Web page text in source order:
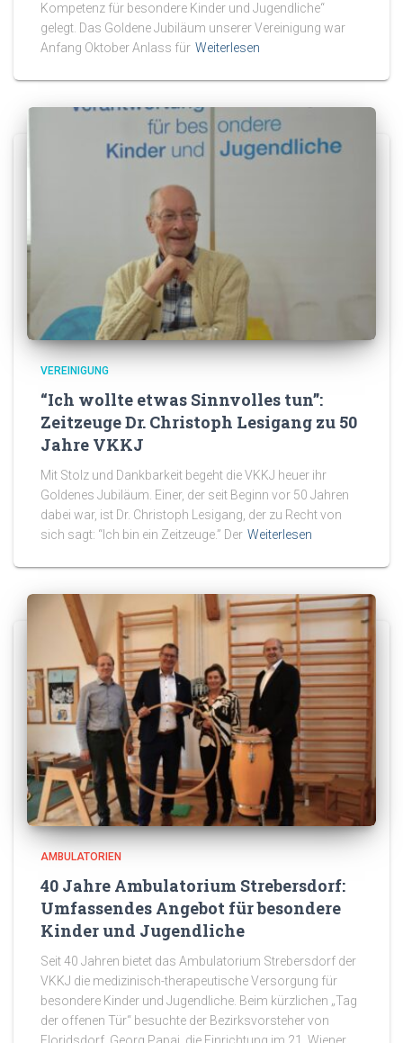
Kompetenz für besondere Kinder und Jugendliche“
gelegt. Das Goldene Jubiläum unserer Vereinigung war
Anfang Oktober Anlass für Weiterlesen
VEREINIGUNG
“Ich wollte etwas Sinnvolles tun”:
Zeitzeuge Dr. Christoph Lesigang zu 50
Jahre VKKJ
Mit Stolz und Dankbarkeit begeht die VKKJ heuer ihr
Goldenes Jubiläum. Einer, der seit Beginn vor 50 Jahren
dabei war, ist Dr. Christoph Lesigang, der zu Recht von
sich sagt: “Ich bin ein Zeitzeuge.” Der Weiterlesen
AMBULATORIEN
40 Jahre Ambulatorium Strebersdorf:
Umfassendes Angebot für besondere
Kinder und Jugendliche
Seit 40 Jahren bietet das Ambulatorium Strebersdorf der
VKKJ die medizinisch-therapeutische Versorgung für
besondere Kinder und Jugendliche. Beim kürzlichen „Tag
der offenen Tür“ besuchte der Bezirksvorsteher von